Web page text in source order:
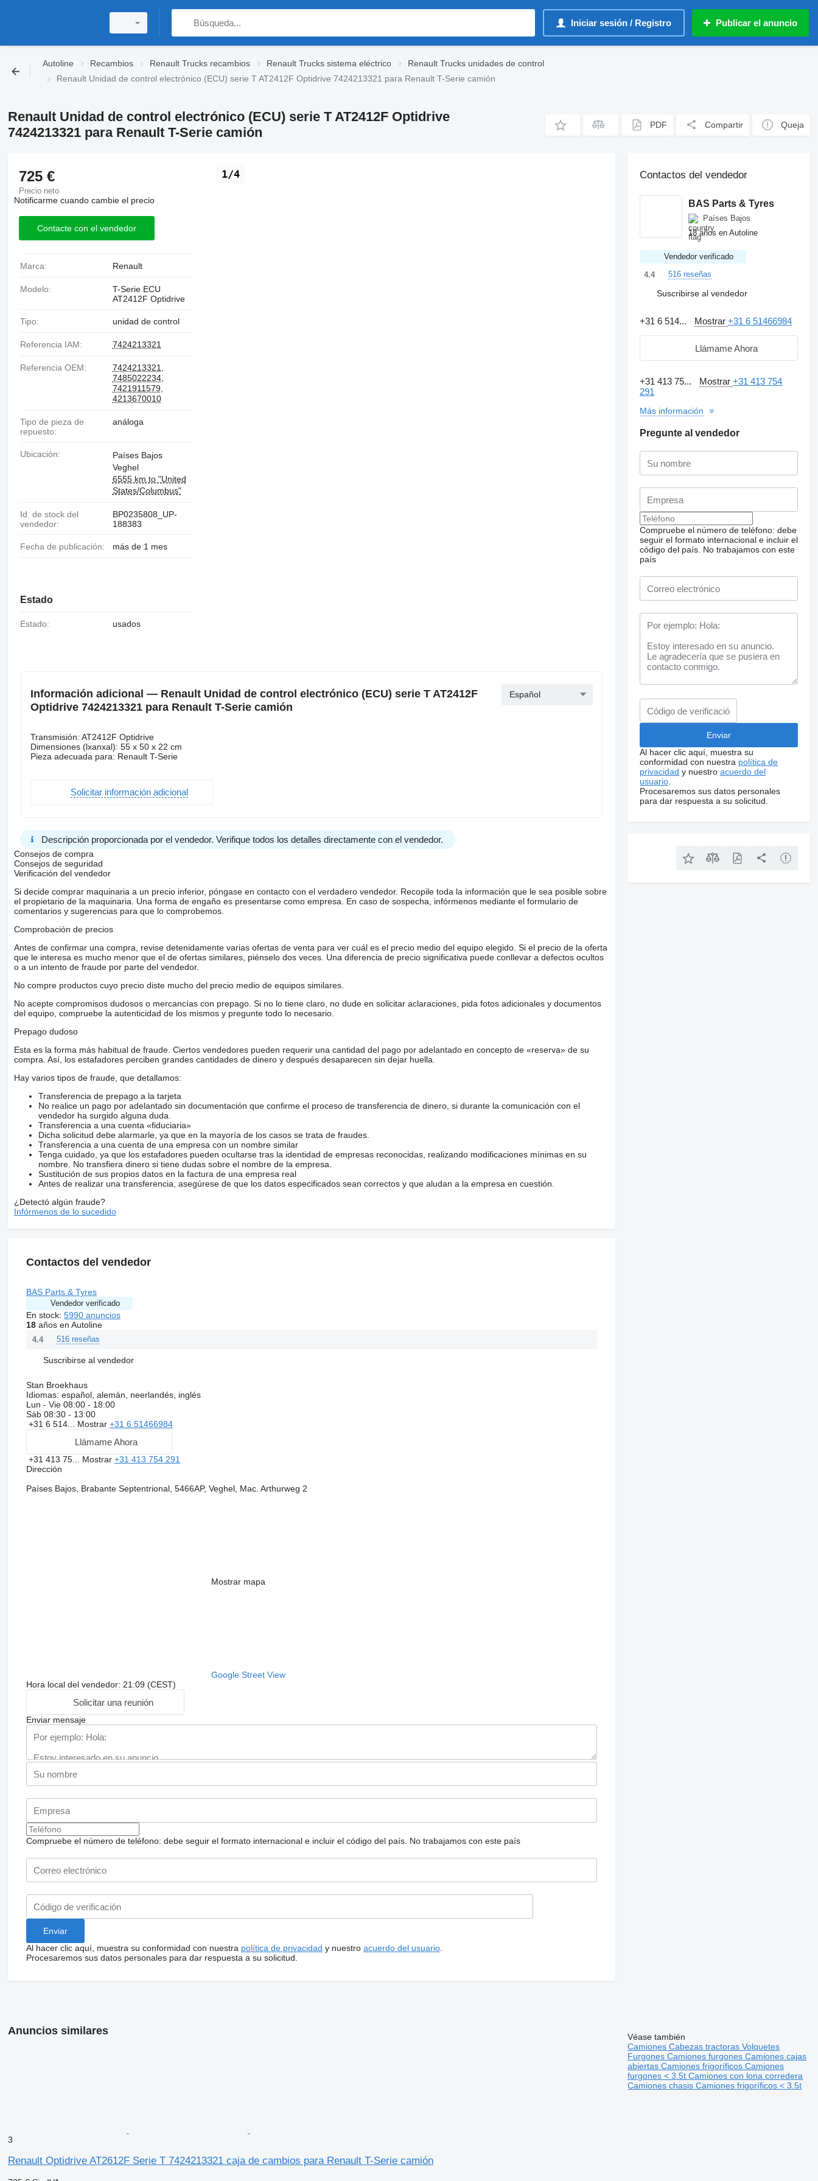
Iniciar sesión / Registro Publicar el anuncio
Autoline Recambios Renault Trucks recambios Renault Trucks sistema eléctrico
Renault Trucks unidades de control
Renault Unidad de control electrónico (ECU) serie T AT2412F Optidrive 7424213321 para Renault T-Serie camión
Renault Unidad de control electrónico (ECU) serie T AT2412F Optidrive
7424213321 para Renault T-Serie camión
PDF Compartir Queja
Solicitar fotos
adicionales
1/4
725 €
Precio neto
Notificarme cuando cambie el precio
Contacte con el vendedor
Marca: Renault
Modelo:
T-Serie ECU
AT2412F Optidrive
Tipo: unidad de control
Referencia IAM: 7424213321
Referencia OEM: 7424213321
7485022234,
7421911579,
4213670010
Tipo de pieza de
repuesto:
análoga
Ubicación:
Países Bajos
Veghel
6555 km to "United
States/Columbus"
Id. de stock del
vendedor:
BP0235808_UP-
188383
Fecha de publicación: más de 1 mes
Estado
Estado: usados
Información adicional — Renault Unidad de control electrónico (ECU) serie T AT2412F
Optidrive 7424213321 para Renault T-Serie camión
Español
Transmisión: AT2412F Optidrive
Dimensiones (lxanxal): 55 x 50 x 22 cm
Pieza adecuada para: Renault T-Serie
Solicitar información adicional
Descripción proporcionada por el vendedor. Verifique todos los detalles directamente con el vendedor.
Consejos de compra
Consejos de seguridad
Verificación del vendedor
Si decide comprar maquinaria a un precio inferior, póngase en contacto con el verdadero vendedor. Recopile toda la información que le sea posible sobre
el propietario de la maquinaria. Una forma de engaño es presentarse como empresa. En caso de sospecha, infórmenos mediante el formulario de
comentarios y sugerencias para que lo comprobemos.
Comprobación de precios
Antes de confirmar una compra, revise detenidamente varias ofertas de venta para ver cuál es el precio medio del equipo elegido. Si el precio de la oferta
que le interesa es mucho menor que el de ofertas similares, piénselo dos veces. Una diferencia de precio significativa puede conllevar a defectos ocultos
o a un intento de fraude por parte del vendedor.
No compre productos cuyo precio diste mucho del precio medio de equipos similares.
No acepte compromisos dudosos o mercancías con prepago. Si no lo tiene claro, no dude en solicitar aclaraciones, pida fotos adicionales y documentos
del equipo, compruebe la autenticidad de los mismos y pregunte todo lo necesario.
Prepago dudoso
Esta es la forma más habitual de fraude. Ciertos vendedores pueden requerir una cantidad del pago por adelantado en concepto de «reserva» de su
compra. Así, los estafadores perciben grandes cantidades de dinero y después desaparecen sin dejar huella.
Hay varios tipos de fraude, que detallamos:
Transferencia de prepago a la tarjeta
No realice un pago por adelantado sin documentación que confirme el proceso de transferencia de dinero, si durante la comunicación con el
vendedor ha surgido alguna duda.
Transferencia a una cuenta «fiduciaria»
Dicha solicitud debe alarmarle, ya que en la mayoría de los casos se trata de fraudes.
Transferencia a una cuenta de una empresa con un nombre similar
Tenga cuidado, ya que los estafadores pueden ocultarse tras la identidad de empresas reconocidas, realizando modificaciones mínimas en su
nombre. No transfiera dinero si tiene dudas sobre el nombre de la empresa.
Sustitución de sus propios datos en la factura de una empresa real
Antes de realizar una transferencia, asegúrese de que los datos especificados sean correctos y que aludan a la empresa en cuestión.
¿Detectó algún fraude?
Infórmenos de lo sucedido
Contactos del vendedor
BAS Parts & Tyres
Vendedor verificado
En stock: 5990 anuncios
18años en Autoline
4.4 516 reseñas
Suscribirse al vendedor
Stan Broekhaus
Idiomas: español, alemán, neerlandés, inglés
Lun - Vie 08:00 - 18:00
Sáb 08:30 - 13:00
+31 6 514... Mostrar +31 6 51466984
Llámame Ahora
+31 413 75... Mostrar +31 413 754 291
Dirección
Países Bajos, Brabante Septentrional, 5466AP, Veghel, Mac. Arthurweg 2
Mostrar mapa
Google Street View
Hora local del vendedor: 21:09 (CEST)
Solicitar una reunión
Enviar mensaje
Compruebe el número de teléfono: debe seguir el formato internacional e incluir el código del país. No trabajamos con este país
Al hacer clic aquí, muestra su conformidad con nuestra política de privacidad y nuestro acuerdo del usuario.
Procesaremos sus datos personales para dar respuesta a su solicitud.
Contactos del vendedor
BAS Parts & Tyres
Países Bajos
18 años en Autoline
Vendedor verificado
4.4
516 reseñas
Suscribirse al vendedor
+31 6 514... Mostrar+31 6 51466984
Llámame Ahora
+31 413 75... Mostrar+31 413 754
291
Más información
Pregunte al vendedor
Compruebe el número de teléfono: debe
seguir el formato internacional e incluir el
código del país. No trabajamos con este
país
Al hacer clic aquí, muestra su
conformidad con nuestra política de
privacidad y nuestroacuerdo del
usuario
Procesaremos sus datos personales
para dar respuesta a su solicitud.
Anuncios similares
3
Renault Optidrive AT2612F Serie T 7424213321 caja de cambios para Renault T-Serie camión
Véase también
CamionesCabezas tractorasVolquetes
FurgonesCamiones furgonesCamiones cajas
abiertasCamiones frigoríficosCamiones
furgones < 3.5tCamiones con lona corredera
Camiones chasisCamiones frigoríficos < 3.5t